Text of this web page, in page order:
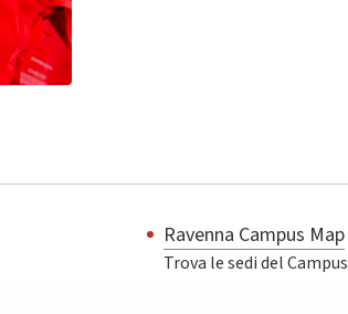
Ravenna Campus Map
Trova le sedi del